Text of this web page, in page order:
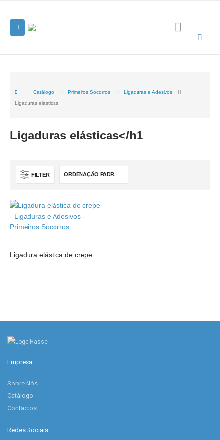
Catálogo Primeiros Socorros
Ligaduras e Adesivos
Ligaduras elásticas
Ligaduras elásticas</h1
FILTER
Ligadura elástica de crepe
Empresa
Sobre Nós
Catálogo
Contactos
Redes Sociais